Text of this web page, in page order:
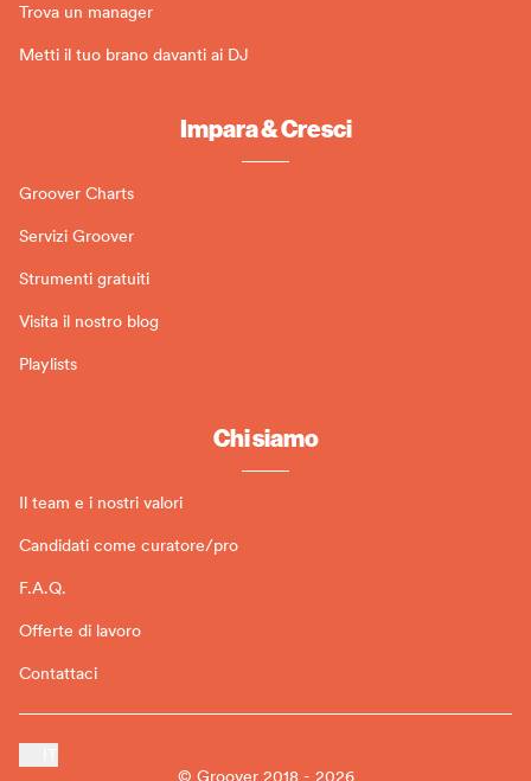
Trova un manager
Metti il tuo brano davanti ai DJ
Impara & Cresci
Groover Charts
Servizi Groover
Strumenti gratuiti
Visita il nostro blog
Playlists
Chi siamo
Il team e i nostri valori
Candidati come curatore/pro
F.A.Q.
Offerte di lavoro
Contattaci
© Groover 2018 - 2026